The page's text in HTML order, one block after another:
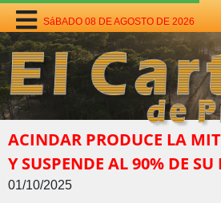
SáBADO 08 DE AGOSTO DE 2026
ACINDAR PRODUCE LA
Y SUSPENDE AL 90% DE SU
01/10/2025